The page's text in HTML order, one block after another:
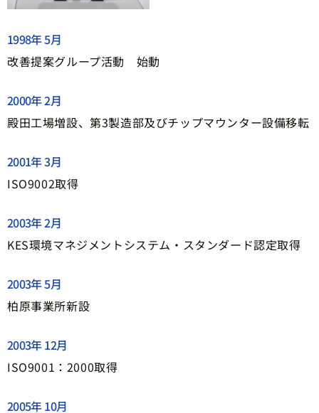
1998年 5月
改善提案グループ活動 始動
2000年 2月
殿田工場増設、第3製造部及びチップマウンター設備移転
2001年 3月
ISO9002取得
2003年 2月
KES環境マネジメントシステム・スタンダード認定取得
2003年 5月
柏原事業所新設
2003年 12月
ISO9001：2000取得
2005年 10月